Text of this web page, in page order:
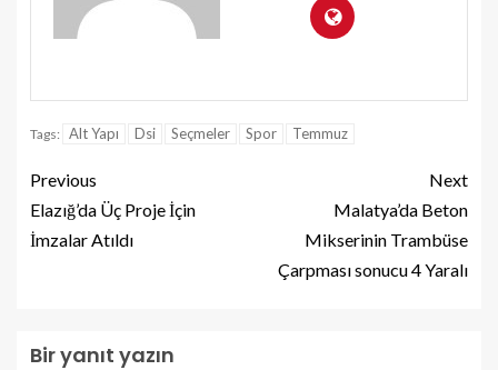
Tags: Alt Yapı Dsi Seçmeler Spor Temmuz
Previous
Elazığ’da Üç Proje İçin
İmzalar Atıldı
Next
Malatya’da Beton
Mikserinin Trambüse
Çarpması sonucu 4 Yaralı
Bir yanıt yazın